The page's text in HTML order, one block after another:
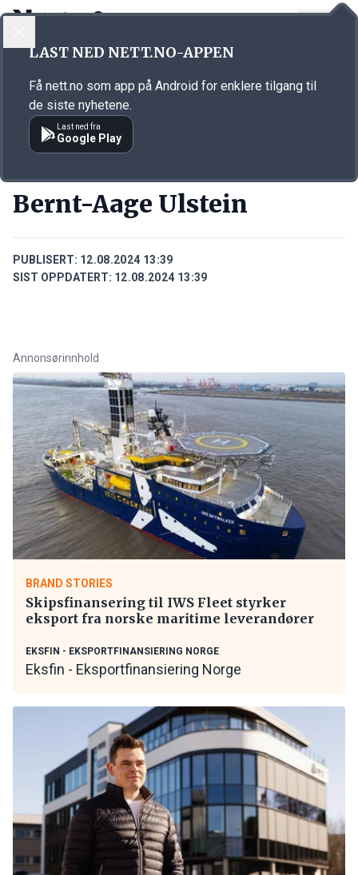
Annonsørinnhold
Bernt-Aage Ulstein
PUBLISERT: 12.08.2024 13:39
SIST OPPDATERT: 12.08.2024 13:39
Annonsørinnhold
BRAND STORIES
Skipsfinansering til IWS Fleet styrker
eksport fra norske maritime leverandører
EKSFIN - EKSPORTFINANSIERING NORGE
Eksfin - Eksportfinansiering Norge
LAST NED NETT.NO-APPEN
Få nett.no som app på Android for enklere tilgang til
de siste nyhetene.
Last ned fra
Google Play